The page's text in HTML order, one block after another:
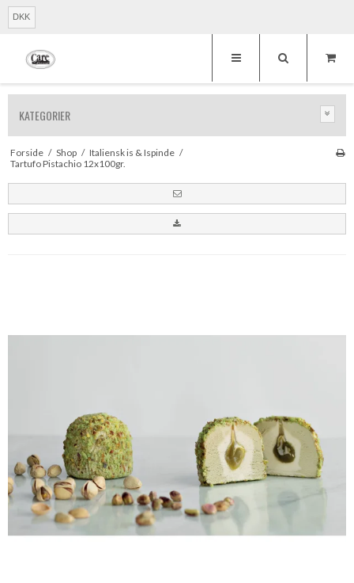
DKK
KATEGORIER
Forside / Shop / Italiensk is & Ispinde /
Tartufo Pistachio 12x100gr.